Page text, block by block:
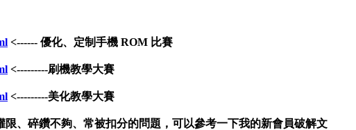
<------ 優化、定制手機 ROM 比賽
<---------刷機教學大賽
<---------美化教學大賽
限、碎鑽不夠、常被扣分的問題，可以參考一下我的新會員破解文